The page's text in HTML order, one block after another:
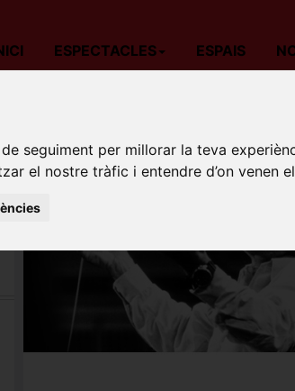
seguiment per millorar la teva
el nostre tràfic i entendre d’on venen
ESPECTACLES ESPAIS